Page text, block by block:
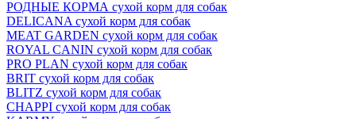
РОДНЫЕ КОРМА сухой корм для собак
DELICANA сухой корм для собак
MEAT GARDEN сухой корм для собак
ROYAL CANIN сухой корм для собак
PRO PLAN сухой корм для собак
BRIT сухой корм для собак
BLITZ сухой корм для собак
CHAPPI сухой корм для собак